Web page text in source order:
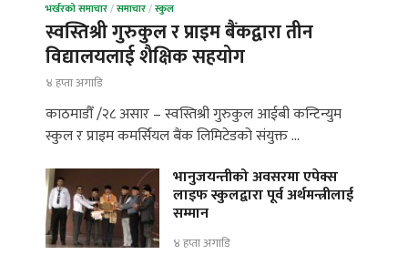
भर्खरको समाचार/समाचार/स्कुल
स्वस्तिश्री गुरुकुल र प्राइम बैंकद्वारा तीन
विद्यालयलाई शैक्षिक सहयोग
४ हप्ता अगाडि
काठमाडौँ /२८ असार – स्वस्तिश्री गुरुकुल आईबी कन्टिन्युम
स्कुल र प्राइम कमर्सियल बैंक लिमिटेडको संयुक्त …
भानुजयन्तीको अवसरमा एपेक्स
लाइफ स्कुलद्वारा पूर्व अर्थमन्त्रीलाई
सम्मान
४ हप्ता अगाडि